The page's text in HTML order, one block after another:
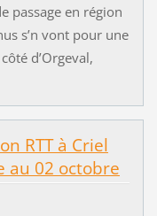
passage en région
s’n vont pour une
d’Orgeval,
RTT à Criel
au 02 octobre